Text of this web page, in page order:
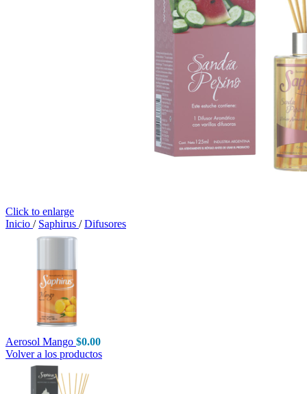
Click to enlarge
Inicio / Saphirus / Difusores
Aerosol Mango $0.00
Volver a los productos